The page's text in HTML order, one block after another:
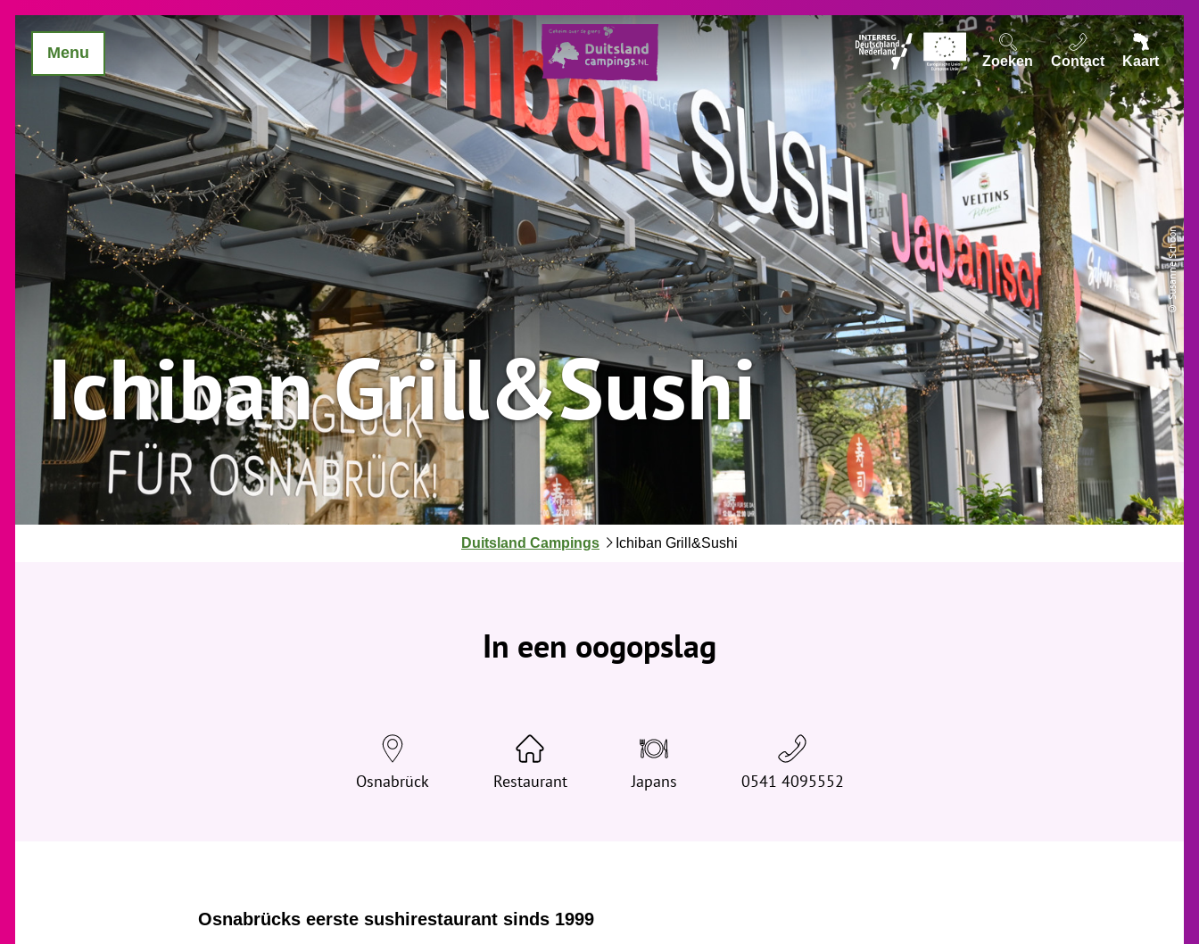
Zoeken Contact Kaart
Menu
© Susanne Schoon
Ichiban Grill&Sushi
J
Duitsland Campings Ichiban Grill&Sushi
In een oogopslag
Osnabrück Restaurant Japans 0541 4095552
Osnabrücks eerste sushirestaurant sinds 1999